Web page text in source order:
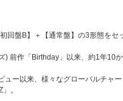
回盤B】＋【通常盤】の3形態をセ
) 前作「Birthday」以来、約1年10
ュー以来、様々なグローバルチャ
。